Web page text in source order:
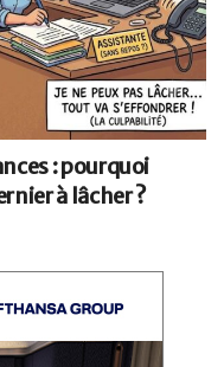
: pourquoi
à lâcher ?